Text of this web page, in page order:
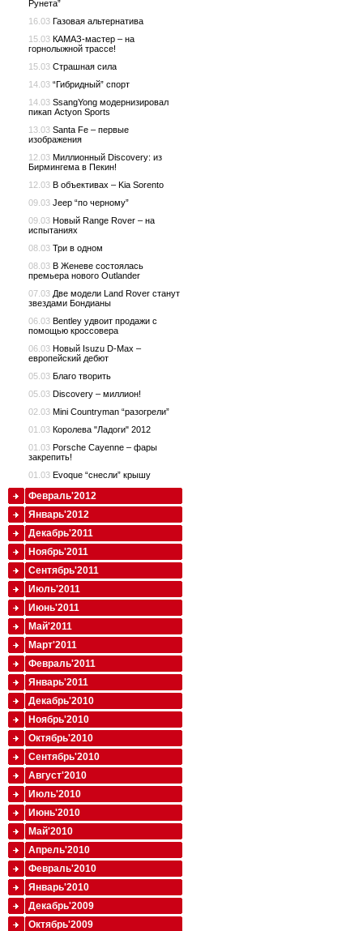
Рунета”
16.03 Газовая альтернатива
15.03 КАМАЗ-мастер – на
горнолыжной трассе!
15.03 Страшная сила
14.03 “Гибридный” спорт
14.03 SsangYong модернизировал
пикап Actyon Sports
13.03 Santa Fe – первые
изображения
12.03 Миллионный Discovery: из
Бирмингема в Пекин!
12.03 В объективах – Kia Sorento
09.03 Jeep “по черному”
09.03 Новый Range Rover – на
испытаниях
08.03 Три в одном
08.03 В Женеве состоялась
премьера нового Outlander
07.03 Две модели Land Rover станут
звездами Бондианы
06.03 Bentley удвоит продажи с
помощью кроссовера
06.03 Новый Isuzu D-Max –
европейский дебют
05.03 Благо творить
05.03 Discovery – миллион!
02.03 Mini Countryman “разогрели”
01.03 Королева "Ладоги" 2012
01.03 Porsche Cayenne – фары
закрепить!
01.03 Evoque “снесли” крышу
Февраль'2012
Январь'2012
Декабрь'2011
Ноябрь'2011
Сентябрь'2011
Июль'2011
Июнь'2011
Май'2011
Март'2011
Февраль'2011
Январь'2011
Декабрь'2010
Ноябрь'2010
Октябрь'2010
Сентябрь'2010
Август'2010
Июль'2010
Июнь'2010
Май'2010
Апрель'2010
Февраль'2010
Январь'2010
Декабрь'2009
Октябрь'2009